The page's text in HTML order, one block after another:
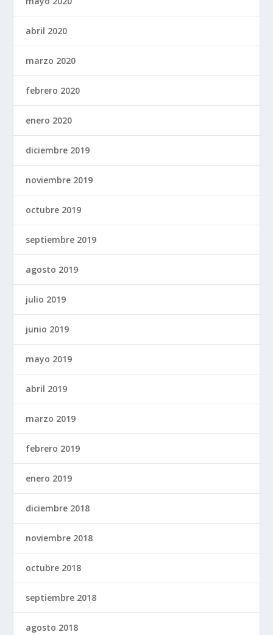
abril 2020
marzo 2020
febrero 2020
enero 2020
diciembre 2019
noviembre 2019
octubre 2019
septiembre 2019
agosto 2019
julio 2019
junio 2019
mayo 2019
abril 2019
marzo 2019
febrero 2019
enero 2019
diciembre 2018
noviembre 2018
octubre 2018
septiembre 2018
agosto 2018